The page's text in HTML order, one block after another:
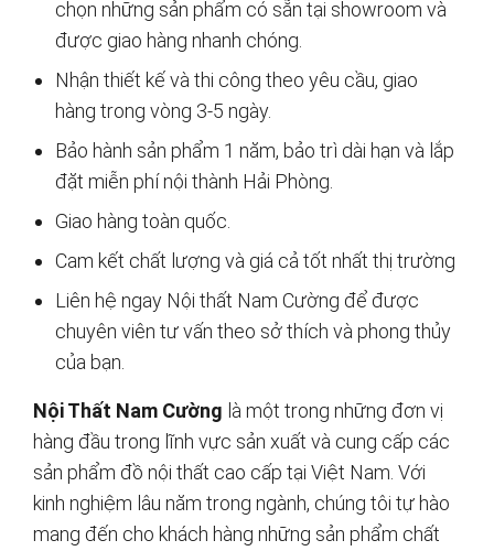
chọn những sản phẩm có sẵn tại showroom và
được giao hàng nhanh chóng.
Nhận thiết kế và thi công theo yêu cầu, giao
hàng trong vòng 3-5 ngày.
Bảo hành sản phẩm 1 năm, bảo trì dài hạn và lắp
đặt miễn phí nội thành Hải Phòng.
Giao hàng toàn quốc.
Cam kết chất lượng và giá cả tốt nhất thị trường
Liên hệ ngay Nội thất Nam Cường để được
chuyên viên tư vấn theo sở thích và phong thủy
của bạn.
Nội Thất Nam Cường là một trong những đơn vị
hàng đầu trong lĩnh vực sản xuất và cung cấp các
sản phẩm đồ nội thất cao cấp tại Việt Nam. Với
kinh nghiệm lâu năm trong ngành, chúng tôi tự hào
mang đến cho khách hàng những sản phẩm chất